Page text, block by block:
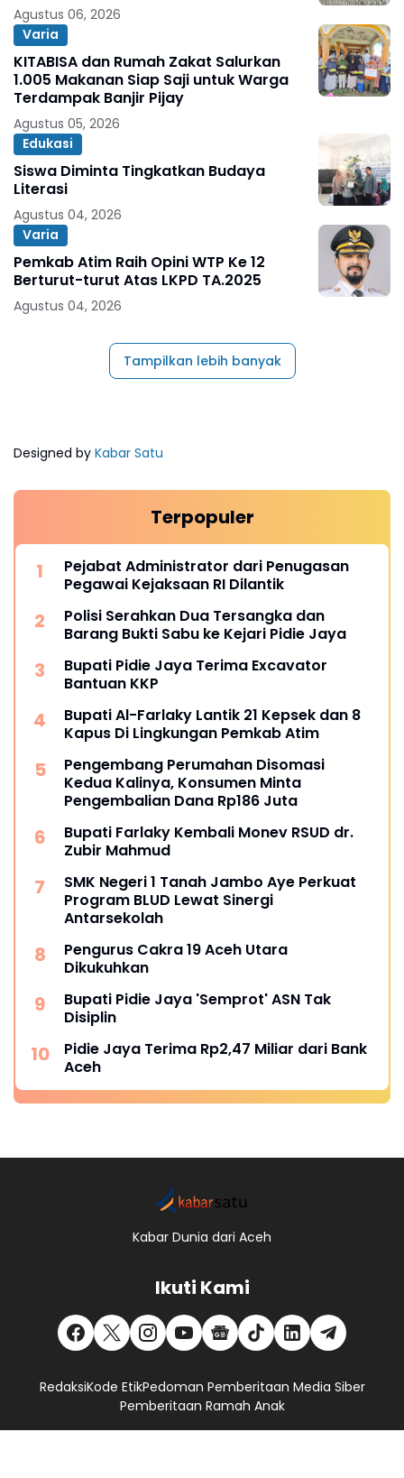
Agustus 06, 2026
Varia
KITABISA dan Rumah Zakat Salurkan
1.005 Makanan Siap Saji untuk Warga
Terdampak Banjir Pijay
Agustus 05, 2026
Edukasi
Siswa Diminta Tingkatkan Budaya
Literasi
Agustus 04, 2026
Varia
Pemkab Atim Raih Opini WTP Ke 12
Berturut-turut Atas LKPD TA.2025
Agustus 04, 2026
Tampilkan lebih banyak
Designed by Kabar Satu
Terpopuler
Pejabat Administrator dari Penugasan
Pegawai Kejaksaan RI Dilantik
Polisi Serahkan Dua Tersangka dan
Barang Bukti Sabu ke Kejari Pidie Jaya
Bupati Pidie Jaya Terima Excavator
Bantuan KKP
Bupati Al-Farlaky Lantik 21 Kepsek dan 8
Kapus Di Lingkungan Pemkab Atim
Pengembang Perumahan Disomasi
Kedua Kalinya, Konsumen Minta
Pengembalian Dana Rp186 Juta
Bupati Farlaky Kembali Monev RSUD dr.
Zubir Mahmud
SMK Negeri 1 Tanah Jambo Aye Perkuat
Program BLUD Lewat Sinergi
Antarsekolah
Pengurus Cakra 19 Aceh Utara
Dikukuhkan
Bupati Pidie Jaya 'Semprot' ASN Tak
Disiplin
Pidie Jaya Terima Rp2,47 Miliar dari Bank
Aceh
Kabar Dunia dari Aceh
Ikuti Kami
RedaksiKode EtikPedoman Pemberitaan Media Siber
Pemberitaan Ramah Anak